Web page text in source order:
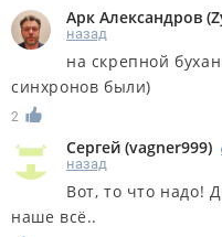
Арк Александров (
назад
на скрепной
синхронов были)
2
Сергей (vagner999)
назад
Вот, то что надо!
наше всё..